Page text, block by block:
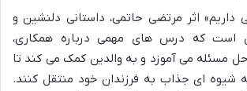
داریم» اثر مرتضی حاتمی، داستانی دلنشین و
است که درس های مهمی درباره همکاری،
مسئله می آموزد و به والدین کمک می کند تا
شیوه ای جذاب به فرزندان خود منتقل کنند.